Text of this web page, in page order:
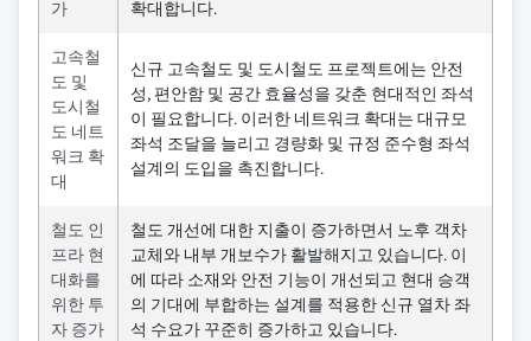
가
확대합니다.
고속철
도 및
도시철
도 네트
워크 확
대
신규 고속철도 및 도시철도 프로젝트에는 안전
성, 편안함 및 공간 효율성을 갖춘 현대적인 좌석
이 필요합니다. 이러한 네트워크 확대는 대규모
좌석 조달을 늘리고 경량화 및 규정 준수형 좌석
설계의 도입을 촉진합니다.
철도 인
프라 현
대화를
위한 투
자 증가
철도 개선에 대한 지출이 증가하면서 노후 객차
교체와 내부 개보수가 활발해지고 있습니다. 이
에 따라 소재와 안전 기능이 개선되고 현대 승객
의 기대에 부합하는 설계를 적용한 신규 열차 좌
석 수요가 꾸준히 증가하고 있습니다.